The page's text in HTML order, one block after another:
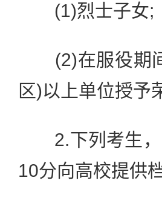
(1)烈士子女;
(2)在服役期间
区)以上单位授予
2.下列考生，
10分向高校提供